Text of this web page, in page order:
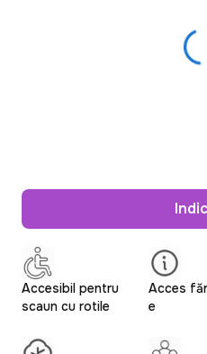
Accesibil pentru
scaun cu rotile
Acces
e